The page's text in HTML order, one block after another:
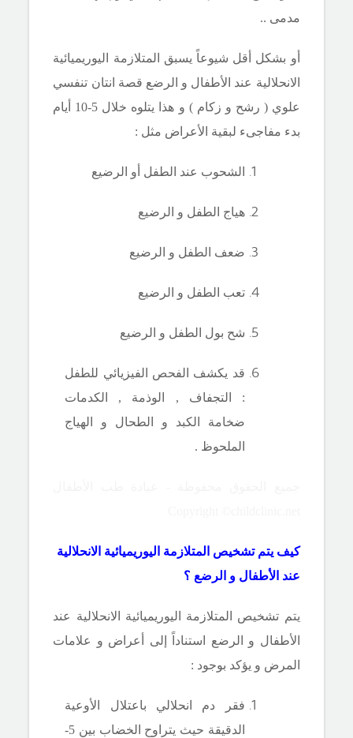
مدمى ..
أو بشكل أقل شيوعاً يسبق المتلازمة اليوريميائية
الانحلالية عند الأطفال و الرضع قصة انتان تنفسي
علوي ( رشح و زكام ) و هذا يتلوه خلال 5-10 أيام
بدء مفاجىء لبقية الأعراض مثل :
الشحوب عند الطفل أو الرضيع
هياج الطفل و الرضيع
ضعف الطفل و الرضيع
تعب الطفل و الرضيع
شح بول الطفل و الرضيع
قد يكشف الفحص الفيزيائي للطفل
: التجفاف , الوذمة , الكدمات
ضخامة الكبد و الطحال و الهياج
الملحوظ .
كيف يتم تشخيص المتلازمة اليوريميائية الانحلالية
عند الأطفال و الرضع ؟
يتم تشخيص المتلازمة اليوريميائية الانحلالية عند
الأطفال و الرضع استناداً إلى أعراض و علامات
المرض و يؤكد بوجود :
فقر دم انحلالي باعتلال الأوعية
الدقيقة حيث يتراوح الخضاب بين 5-